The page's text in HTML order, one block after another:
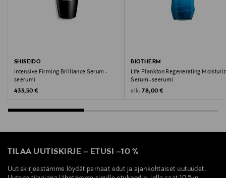
ALCOHOL • BORON NITRIDE • ALUMINA • AMMONIUM
ACRYLOYLDIMETHYLTAURATE/STEARETH-25
ALCOHOL • CETEARYL GLUCOSIDE • DISODIUM
STEAROYL GLUTAMATE • HYDROXYETHYLCELLULOSE •
MYRISTIC ACID • PALMITIC ACID • PEG-100 STEARATE
• PENTYLENE GLYCOL • SORBITAN LAURATE • STEARIC
ACID • TOCOPHEROL • BIS-ETHYLHEXYLOXYPHENOL
[NANO] / TITANIUM DIOXIDE • DIMETHICONOL •
LIMONENE • LINALOOL • CI 14700 / RED 4 • CI 19140 /
YELLOW 5 • PHENOXYETHANOL • PARFUM /
SHISEIDO
Intensive Firming Brilliance Serum -
seerumi
Original Price
433,50 €
BIOTHERM
Life Plankton Regenerating
Serum -seerumi
alk. Original Price
78,00 €
TILAA UUTISKIRJE – ETUSI –10 %
Uutiskirjeestämme löydät parhaat edut ja ajankohtaiset uutuudet.